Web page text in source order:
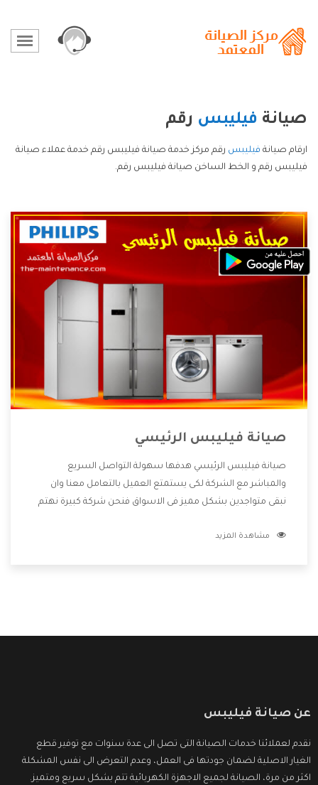
صيانة فيليبس رقم
ارقام صيانة فيليبس رقم مركز خدمة صيانة فيليبس رقم خدمة عملاء صيانة
فيليبس رقم و الخط الساخن صيانة فيليبس رقم.
صيانة فيليبس الرئيسي
صيانة فيليبس الرئيسي هدفها سهولة التواصل السريع
والمباشر مع الشركة لكى يستمتع العميل بالتعامل معنا وان
نبقى متواجدين بشكل مميز فى الاسواق فنحن شركة كبيرة نهتم
الشركة بها والتى تكون منها خدمة الصيانة التى تكون من أهم
مشاهدة المزيد
عن صيانة فيليبس
نقدم لعملائنا خدمات الصيانة التى تصل الى عدة سنوات مع توفير قطع
الغيار الاصلية لضمان جودتها فى العمل، وعدم التعرض الى نفس المشكلة
اكثر من مرة، الصيانة لجميع الاجهزة الكهربائية تتم بشكل سريع ومتميز.